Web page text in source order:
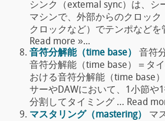
シンク（extemal sync）は、シ
マシンで、外部からのクロック
クロックなど）でテンポなど
Read more »...
音符分解能（time base）
音符
音符分解能（time base）＝タ
おける音符分解能（time base
サーやDAWにおいて、1小節や
分割してタイミング … Read
マスタリング（mastering）
マ